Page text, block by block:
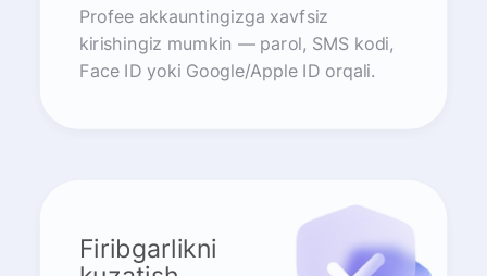
Profee akkauntingizga xavfsiz
kirishingiz mumkin — parol, SMS kodi,
Face ID yoki Google/Apple ID orqali.
Firibgarlikni